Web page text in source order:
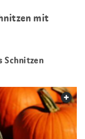
mit
Schnitzen